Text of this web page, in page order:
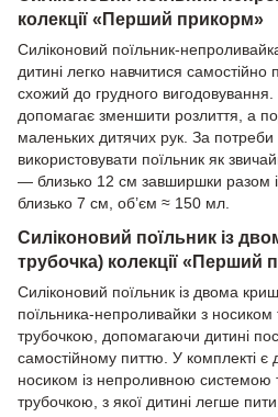
колекції «Перший прикорм»
Силіконовий поїльник-
дитині легко навчитися
схожий до грудного
допомагає зменшити розлиття, а
маленьких дитячих рук. За
використовувати поїльник як
— близько 12 см завширшки разом
близько 7 см, об’єм ≈ 150 мл.
Силіконовий поїльник із
трубочка) колекції «Перший
Силіконовий поїльник із двома
поїльника-непроливайки з
трубочкою, допомагаючи дитині
самостійному питтю. У комплекті є
носиком із непроливною
трубочкою, з якої дитині легше